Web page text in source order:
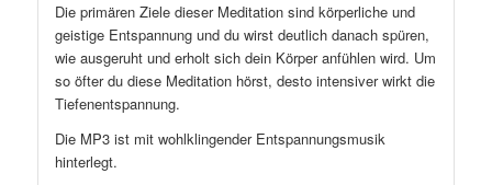
Die primären Ziele dieser Meditation sind körperliche und
geistige Entspannung und du wirst deutlich danach spüren,
wie ausgeruht und erholt sich dein Körper anfühlen wird. Um
so öfter du diese Meditation hörst, desto intensiver wirkt die
Tiefenentspannung.
Die MP3 ist mit wohlklingender Entspannungsmusik
hinterlegt.